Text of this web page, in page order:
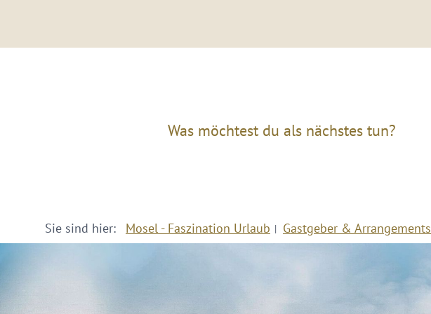
Was möchtest du als nächstes tun?
Sie sind hier: Mosel - Faszination Urlaub Gastgeber & Arrangements